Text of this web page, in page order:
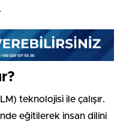
teknolojisi ile çalışır.
eğitilerek insan dilini